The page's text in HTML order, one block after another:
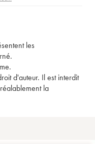
les
d'auteur. Il est interdit
la